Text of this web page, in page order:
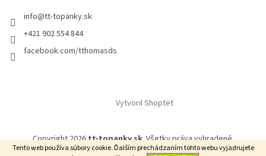
Tento web používa súbory cookie. Ďalším prechádzaním tohto webu vyjadrujete
info@tt-topanky.sk
+421 902 554 844
facebook.com/tthomasds
Vytvoril Shoptet
Copyright 2026tt-topanky.sk. Všetky práva vyhradené.